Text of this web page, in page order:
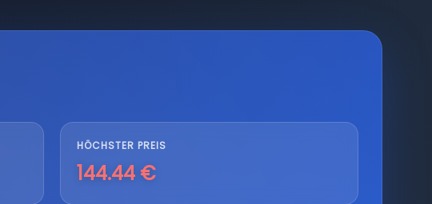
HÖCHSTER PREIS
144.44 €